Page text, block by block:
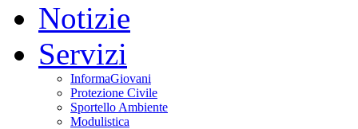
Notizie
Servizi
InformaGiovani
Protezione Civile
Sportello Ambiente
Modulistica